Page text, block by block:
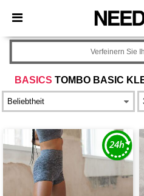
× Needen App
Bessere Preise in der App!
BASICS TOMBO BASIC
Verfeinern Sie